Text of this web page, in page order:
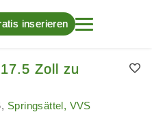
inserieren
Zoll zu
Springsättel, VVS